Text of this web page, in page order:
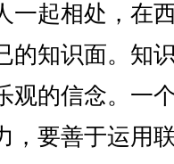
起相处，在
知识面。知
的信念。一
要善于运用